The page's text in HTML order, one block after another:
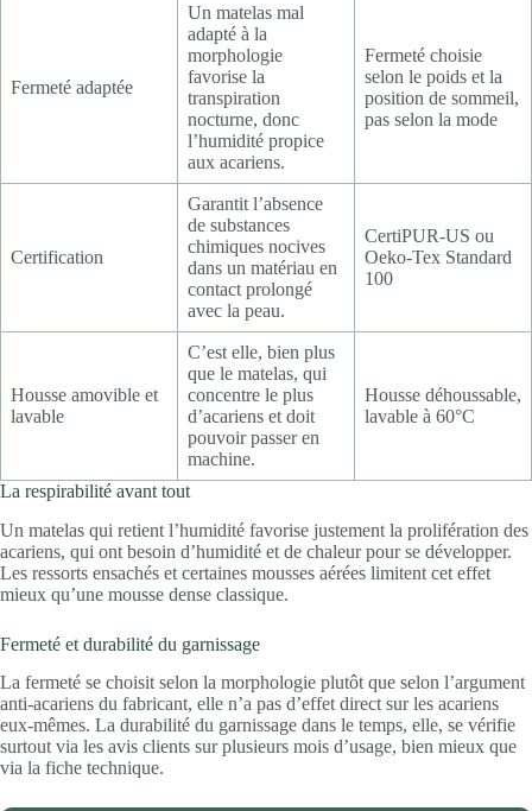
Fermeté adaptée
Un matelas mal
adapté à la
morphologie
favorise la
transpiration
nocturne, donc
l’humidité propice
aux acariens.
Fermeté choisie
selon le poids et la
position de sommeil,
pas selon la mode
Certification
Garantit l’absence
de substances
chimiques nocives
dans un matériau en
contact prolongé
avec la peau.
CertiPUR-US ou
Oeko-Tex Standard
100
Housse amovible et
lavable
C’est elle, bien plus
que le matelas, qui
concentre le plus
d’acariens et doit
pouvoir passer en
machine.
Housse déhoussable,
lavable à 60°C
La respirabilité avant tout
Un matelas qui retient l’humidité favorise justement la prolifération des
acariens, qui ont besoin d’humidité et de chaleur pour se développer.
Les ressorts ensachés et certaines mousses aérées limitent cet effet
mieux qu’une mousse dense classique.
Fermeté et durabilité du garnissage
La fermeté se choisit selon la morphologie plutôt que selon l’argument
anti-acariens du fabricant, elle n’a pas d’effet direct sur les acariens
eux-mêmes. La durabilité du garnissage dans le temps, elle, se vérifie
surtout via les avis clients sur plusieurs mois d’usage, bien mieux que
via la fiche technique.